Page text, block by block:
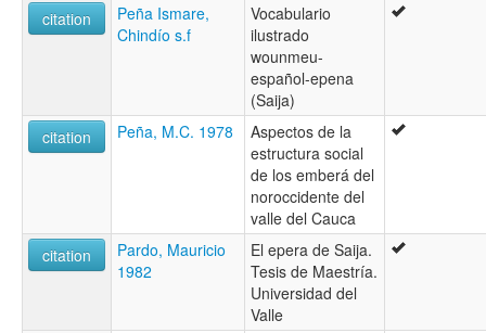
citation
Peña Ismare,
Chindío s.f
Vocabulario
ilustrado
wounmeu-
español-epena
(Saija)
citation
Peña, M.C. 1978
Aspectos de la
estructura social
de los emberá del
noroccidente del
valle del Cauca
citation
Pardo, Mauricio
1982
El epera de Saija.
Tesis de Maestría.
Universidad del
Valle